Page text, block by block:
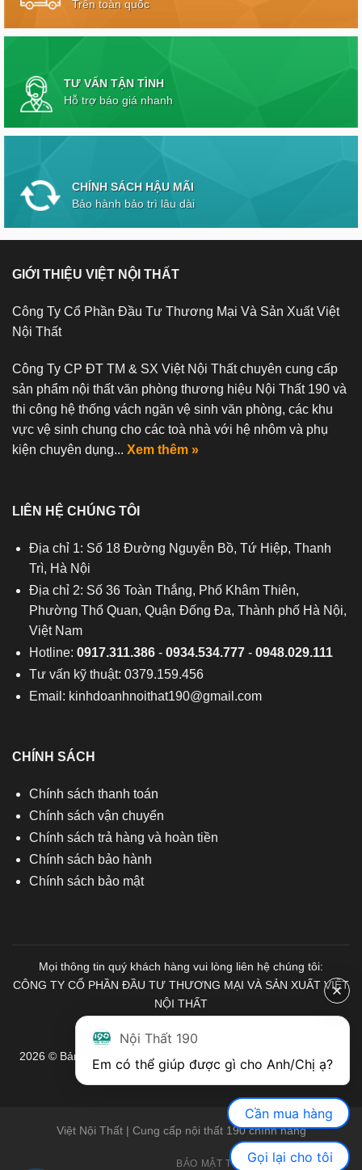
Trên toàn quốc
TƯ VẤN TẬN TÌNH
Hỗ trợ báo giá nhanh
CHÍNH SÁCH HẬU MÃI
Bảo hành bảo trì lâu dài
GIỚI THIỆU VIỆT NỘI THẤT
Công Ty Cổ Phần Đầu Tư Thương Mại Và Sản Xuất Việt
Nội Thất
Công Ty CP ĐT TM & SX Việt Nội Thất chuyên cung cấp
sản phẩm nội thất văn phòng thương hiệu Nội Thất 190 và
thi công hệ thống vách ngăn vệ sinh văn phòng, các khu
vực vệ sinh chung cho các toà nhà với hệ nhôm và phụ
kiện chuyên dụng... Xem thêm »
LIÊN HỆ CHÚNG TÔI
Địa chỉ 1: Số 18 Đường Nguyễn Bồ, Tứ Hiệp, Thanh
Trì, Hà Nội
Địa chỉ 2: Số 36 Toàn Thắng, Phố Khâm Thiên,
Phường Thổ Quan, Quận Đống Đa, Thành phố Hà Nội,
Việt Nam
Hotline: 0917.311.386- 0934.534.777- 0948.029.111
Tư vấn kỹ thuật: 0379.159.456
Email: kinhdoanhnoithat190@gmail.com
CHÍNH SÁCH
Chính sách thanh toán
Chính sách vận chuyển
Chính sách trả hàng và hoàn tiền
Chính sách bảo hành
Chính sách bảo mật
Mọi thông tin quý khách hàng vui lòng liên hệ chúng tôi:
CÔNG TY CỔ PHẦN ĐẦU TƯ THƯƠNG MẠI VÀ SẢN XUẤT VIỆT
NỘI THẤT
2026 © Bản quyền thuộc về Nội Thất 190. Mọi quyền được bảo
lưu.
Việt Nội Thất | Cung cấp nội thất 190 chính hãng
BẢO MẬT THÔNG TIN GIỚI THIỆU
Nội Thất 190
Cần mua hàng
Gọi lại cho tôi